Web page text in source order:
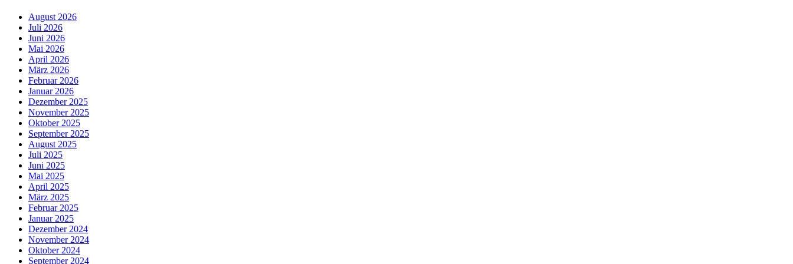
August 2026
Juli 2026
Juni 2026
Mai 2026
April 2026
März 2026
Februar 2026
Januar 2026
Dezember 2025
November 2025
Oktober 2025
September 2025
August 2025
Juli 2025
Juni 2025
Mai 2025
April 2025
März 2025
Februar 2025
Januar 2025
Dezember 2024
November 2024
Oktober 2024
September 2024